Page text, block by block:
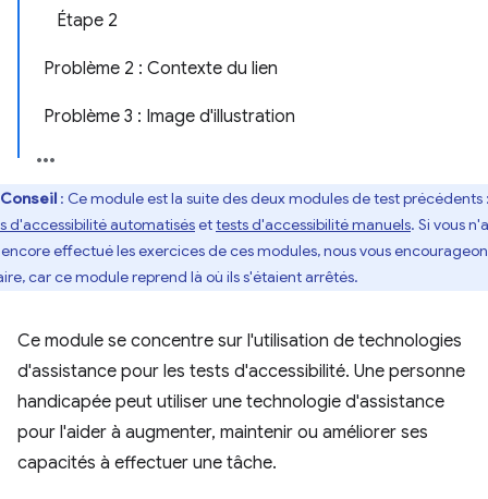
Étape 2
Problème 2 : Contexte du lien
Problème 3 : Image d'illustration
Conseil : Ce module est la suite des deux modules de test précédents
d'accessibilité automatisésettests d'accessibilité manuels. Si vous
effectué les exercices de ces modules, nous vous
car ce module reprend là où ils s'étaient arrêtés.
Ce module se concentre sur l'utilisation de technologies
d'assistance pour les tests d'accessibilité. Une personne
handicapée peut utiliser une technologie d'assistance
pour l'aider à augmenter, maintenir ou améliorer ses
capacités à effectuer une tâche.